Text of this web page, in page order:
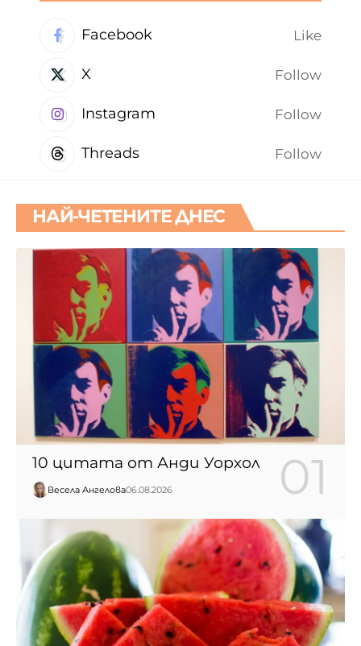
Facebook Like
X Follow
Instagram Follow
Threads Follow
НАЙ-ЧЕТЕНИТЕ ДНЕС
10 цитата от Анди Уорхол
Весела Ангелова06.08.2026